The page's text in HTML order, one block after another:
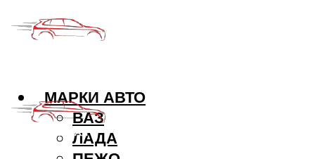
МАРКИ АВТО
ВАЗ
ЛАДА